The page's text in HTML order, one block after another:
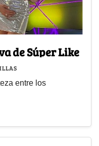
de Súper Like
entre los